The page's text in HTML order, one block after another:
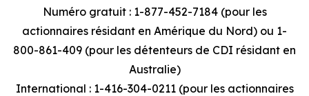
Numéro gratuit : 1-877-452-7184 (pour les
actionnaires résidant en Amérique du Nord) ou 1-
800-861-409 (pour les détenteurs de CDI résidant en
Australie)
International : 1-416-304-0211 (pour les actionnaires